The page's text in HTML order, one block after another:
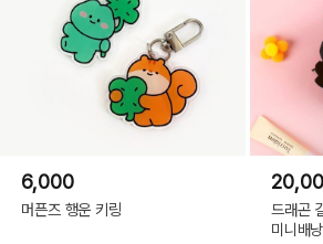
6,000
머픈즈 행운 키링
드래곤
미니배낭